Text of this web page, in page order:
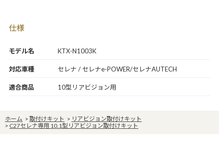
モデル名 KTX-N1003K
仕様
対応車種 セレナ / セレナe-POWER/セレナAUTECH
適合商品 10型リアビジョン用
ホーム > 取付けキット > リアビジョン取付けキット
> C27セレナ専用 10.1型リアビジョン取付けキット